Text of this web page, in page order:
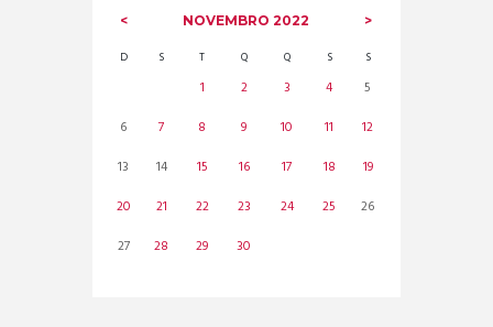
NOVEMBRO 2022
D S T Q Q S S
1 2 3 4
5
6
7 8 9 10 11
12
13
14 15 16 17 18
19
20
21 22 23 24 25
26
27
28 29 30